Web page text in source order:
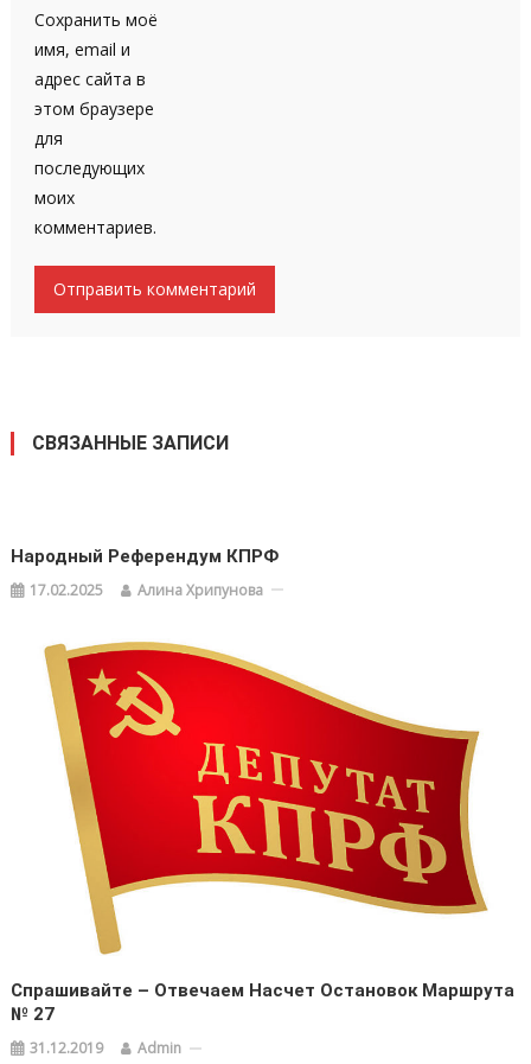
Сохранить моё
имя, email и
адрес сайта в
этом браузере
для
последующих
моих
комментариев.
СВЯЗАННЫЕ ЗАПИСИ
Народный Референдум КПРФ
17.02.2025 Алина Хрипунова
Спрашивайте – Отвечаем Насчет Остановок Маршрута
№ 27
31.12.2019 Admin